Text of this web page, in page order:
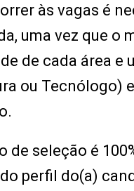
às vagas é
uma vez que o
de cada área e
ou Tecnólogo)
de seleção é
perfil do(a)